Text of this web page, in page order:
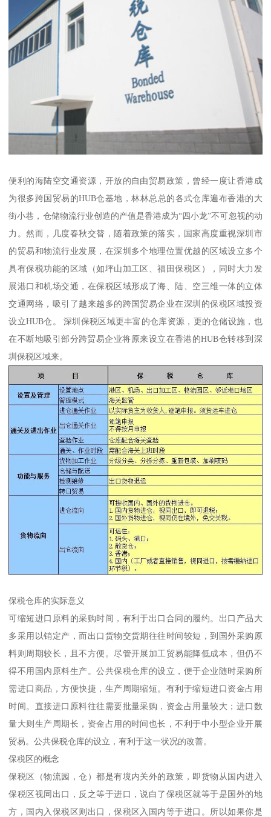
便利的海陆空交通资源，开放的自由贸易政策，曾经一度让香港成
为很多跨国贸易的HUB仓基地，林林总总的各式仓库遍布香港的大
街小巷，仓储物流行业创造的产值是香港成为“四小龙”不可忽视的动
力。然而，几度春秋交替，随着政策的落实，国家高度重视深圳市
的贸易和物流行业发展，在深圳多个地理位置优越的区域设立多个
具有保税功能的区域（如坪山加工区、福田保税区），同时大力发
展港口和机场交通，在保税区域形成了海、陆、空三维一体的立体
交通网络，吸引了越来越多的跨国贸易企业在深圳的保税区域投资
设立HUB仓。 深圳保税区域更丰富的仓库资源，更的仓储设施，也
在不断地吸引部分跨贸易企业将原来设立在香港的HUB仓转移到深
圳保税区域来。
保税仓库的实际意义
可缩短进口原料的采购时间，有利于出口合同的履约。出口产品大
多采用以销定产，而出口货物交货期往往时间较短，到国外采购原
料则周期较长，且不方便。尽管开展加工贸易能降低成本，但仍不
得不用国内原料生产。公共保税仓库的设立，便于企业随时采购所
需进口商品，方便快捷，生产周期缩短。有利于缩短进口资金占用
时间。直接进口原料往往需要批量采购，资金占用量较大；进口数
量大则生产周期长，资金占用的时间也长，不利于中小型企业开展
贸易。公共保税仓库的设立，有利于这一状况的改善。
保税区的概念
保税区（物流园，仓）都是有境内关外的政策，即货物从国内进入
保税区视同出口，反之等于进口，说白了保税区就等于是国外的地
方，国内入保税区则出口，保税区入国内等于进口。所以如果你是